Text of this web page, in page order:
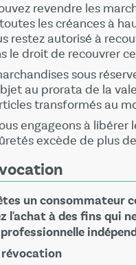
revendre les
les créances à
restez autorisé à
le droit de recouvrer
sous
au prorata de la
transformés au
engageons à
excède de plus
un consommateur
l'achat à des fins qui